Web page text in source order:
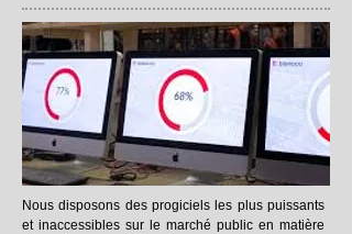
Nous disposons des progiciels les plus puissants
et inaccessibles sur le marché public en matière